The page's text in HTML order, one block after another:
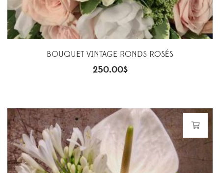
BOUQUET VINTAGE RONDS ROSÉS
250.00$